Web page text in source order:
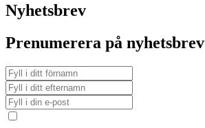
Nyhetsbrev
Prenumerera på nyhetsbrev